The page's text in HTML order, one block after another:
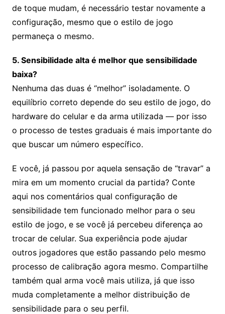
de toque mudam, é necessário testar novamente a
configuração, mesmo que o estilo de jogo
permaneça o mesmo.
5. Sensibilidade alta é melhor que sensibilidade
baixa?
Nenhuma das duas é “melhor” isoladamente. O
equilíbrio correto depende do seu estilo de jogo, do
hardware do celular e da arma utilizada — por isso
o processo de testes graduais é mais importante do
que buscar um número específico.
E você, já passou por aquela sensação de “travar” a
mira em um momento crucial da partida? Conte
aqui nos comentários qual configuração de
sensibilidade tem funcionado melhor para o seu
estilo de jogo, e se você já percebeu diferença ao
trocar de celular. Sua experiência pode ajudar
outros jogadores que estão passando pelo mesmo
processo de calibração agora mesmo. Compartilhe
também qual arma você mais utiliza, já que isso
muda completamente a melhor distribuição de
sensibilidade para o seu perfil.